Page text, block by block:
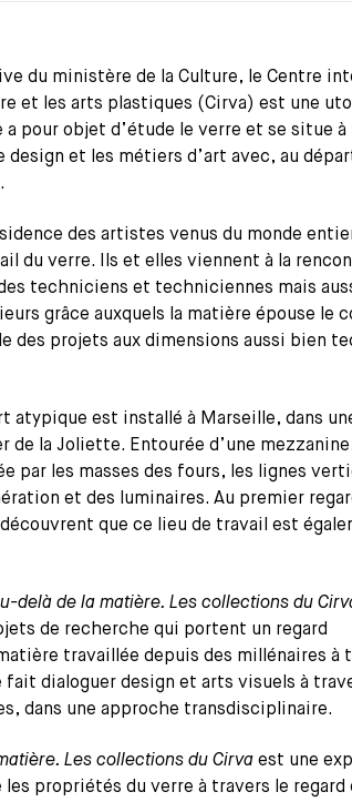
du ministère de la Culture, le Centre
et les arts plastiques (Cirva) est une
pour objet d’étude le verre et se situe à
et les métiers d’art avec, au
des artistes venus du monde
du verre. Ils et elles viennent à la
techniciens et techniciennes mais
grâce auxquels la matière épouse le
des projets aux dimensions aussi bien
atypique est installé à Marseille, dans
de la Joliette. Entourée d’une
par les masses des fours, les lignes
et des luminaires. Au premier
que ce lieu de travail est
delà de la matière. Les collections du
de recherche qui portent un regard
travaillée depuis des millénaires à
fait dialoguer design et arts visuels à
dans une approche transdisciplinaire.
Les collections du Cirva est une
propriétés du verre à travers le regard